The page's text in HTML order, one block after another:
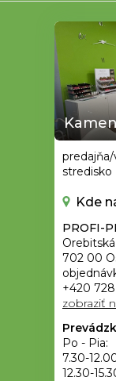
stredisko
Kde
PROFI-
Orebitská
702 00
+420
zobraziť
Po - Pia:
7.30-
12.30-